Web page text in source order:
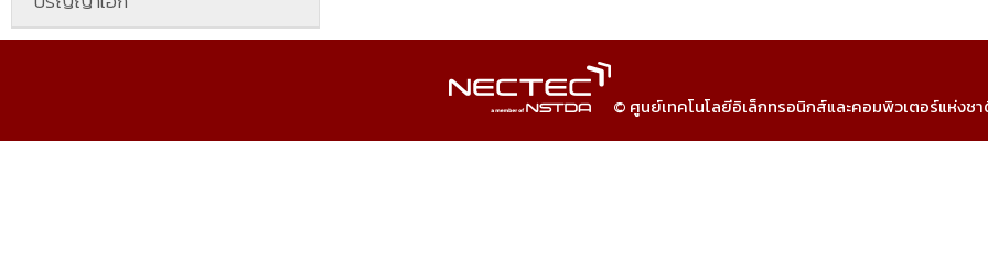
© ศูนย์เทคโนโลยีอิเล็กทรอนิกส์และคอมพิวเตอร์แห่งชา